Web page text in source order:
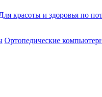
красоты и здоровья по
Ортопедические